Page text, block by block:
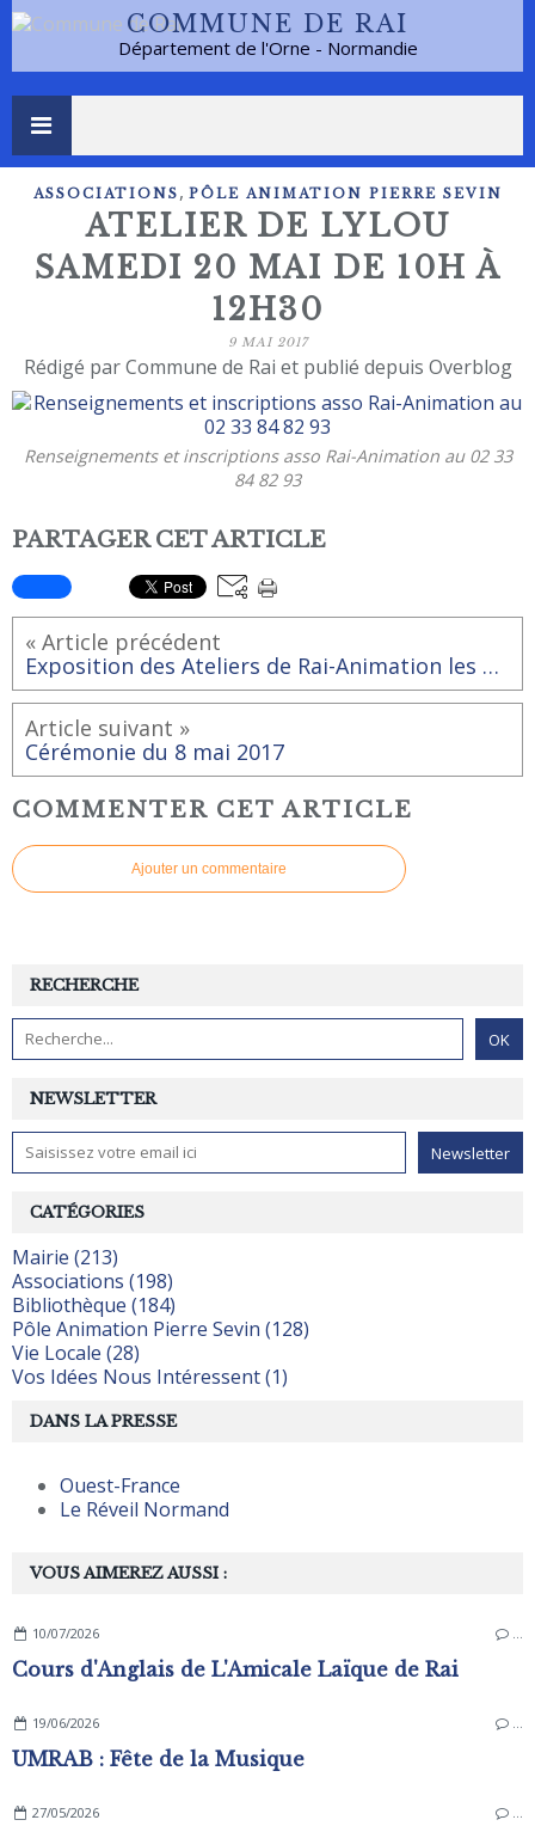
COMMUNE DE RAI
Département de l'Orne - Normandie
ASSOCIATIONS , PÔLE ANIMATION PIERRE SEVIN
ATELIER DE LYLOU
SAMEDI 20 MAI DE 10H À
12H30
9 MAI 2017
Rédigé par Commune de Rai et publié depuis Overblog
Renseignements et inscriptions asso Rai-Animation au 02 33
84 82 93
PARTAGER CET ARTICLE
« Article précédent
Exposition des Ateliers de Rai-Animation les 18, 19 et 20 mai 2017.
Article suivant »
Cérémonie du 8 mai 2017
COMMENTER CET ARTICLE
Ajouter un commentaire
NEWSLETTER
RECHERCHE
VOUS AIMEREZ AUSSI :
10/07/2026 …
Cours d'Anglais de L'Amicale Laïque de Rai
19/06/2026 …
UMRAB : Fête de la Musique
27/05/2026 …
CATÉGORIES
Mairie (213)
Associations (198)
Bibliothèque (184)
Pôle Animation Pierre Sevin (128)
Vie Locale (28)
Vos Idées Nous Intéressent (1)
DANS LA PRESSE
Ouest-France
Le Réveil Normand